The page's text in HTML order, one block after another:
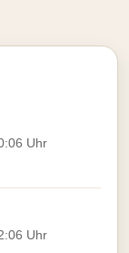
Uhr
Uhr